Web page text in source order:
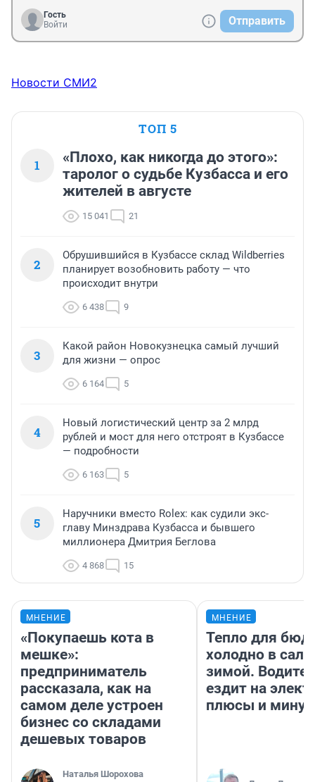
Гость
Войти
Отправить
Новости СМИ2
ТОП 5
1
«Плохо, как никогда до этого»:
таролог о судьбе Кузбасса и его
жителей в августе
15 041 21
2
Обрушившийся в Кузбассе склад Wildberries
планирует возобновить работу — что
происходит внутри
6 438 9
3
Какой район Новокузнецка самый лучший
для жизни — опрос
6 164 5
4
Новый логистический центр за 2 млрд
рублей и мост для него отстроят в Кузбассе
— подробности
6 163 5
5
Наручники вместо Rolex: как судили экс-
главу Минздрава Кузбасса и бывшего
миллионера Дмитрия Беглова
4 868 15
МНЕНИЕ
«Покупаешь кота в
мешке»:
предприниматель
рассказала, как на
самом деле устроен
бизнес со складами
дешевых товаров
Наталья Шорохова
МНЕНИЕ
Тепло для
холодно в
зимой.
ездит на
плюсы и